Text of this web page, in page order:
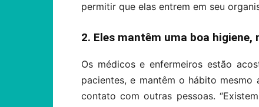
permitir que elas entrem em seu
2. Eles mantêm uma boa
Os médicos e enfermeiros estão
pacientes, e mantêm o hábito
contato com outras pessoas.